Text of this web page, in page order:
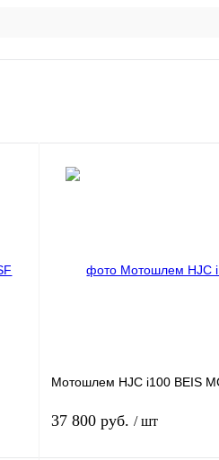
Мотошлем HJC i100 BEIS
37 800 руб. / шт